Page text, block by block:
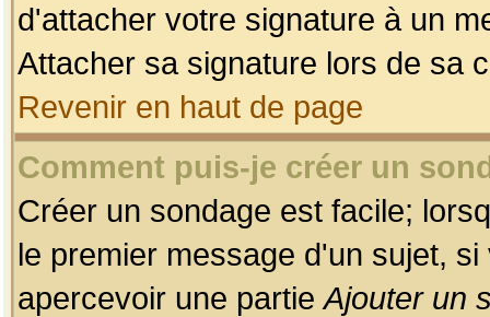
d'attacher votre signature à un
Attacher sa signature lors de sa
Revenir en haut de page
Comment puis-je créer un
Créer un sondage est facile;
le premier message d'un sujet,
apercevoir une partieAjouter un